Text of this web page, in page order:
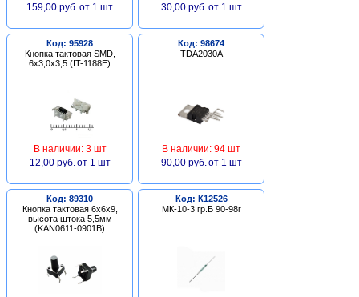
159,00 руб. от 1 шт
30,00 руб. от 1 шт
Код: 95928
Кнопка тактовая SMD,
6х3,0х3,5 (IT-1188E)
В наличии: 3 шт
12,00 руб. от 1 шт
Код: 98674
TDA2030A
В наличии: 94 шт
90,00 руб. от 1 шт
Код: 89310
Кнопка тактовая 6х6х9,
высота штока 5,5мм
(KAN0611-0901B)
Код: К12526
МК-10-3 гр.Б 90-98г